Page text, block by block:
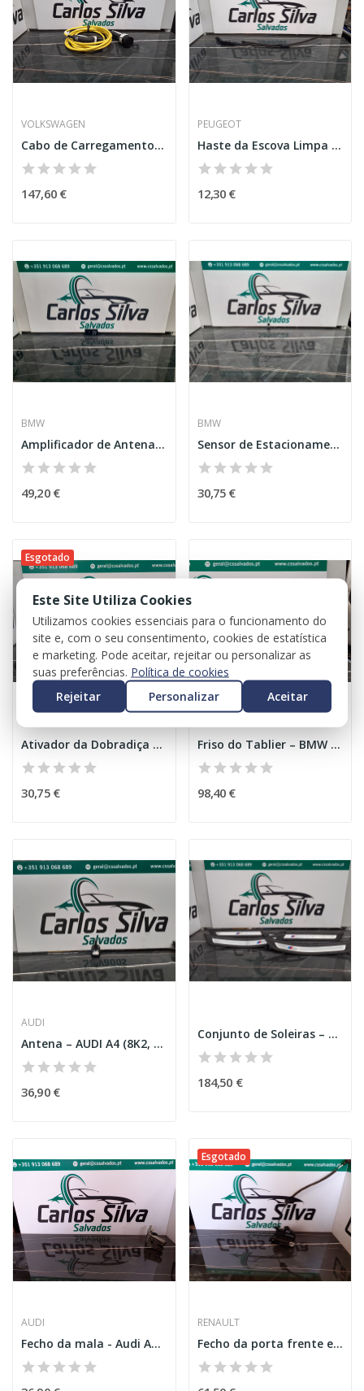
VOLKSWAGEN
Cabo de Carregamento – VOLKSWAGEN ID.3 (E11_)
147,60 €
PEUGEOT
Haste da Escova Limpa Vidros Esquerda – PEUGEOT...
12,30 €
BMW
Amplificador de Antena – BMW 5 TOURING (G31)
49,20 €
BMW
Sensor de Estacionamento – BMW 5 (F10)
30,75 €
Esgotado
MERCEDES
Ativador da Dobradiça do Capot – MERCEDES-BENZ...
30,75 €
Friso do Tablier – BMW i3 (I01)
98,40 €
AUDI
Antena – AUDI A4 (8K2, B8)
36,90 €
Conjunto de Soleiras – BMW 5 (G30)
184,50 €
AUDI
Fecho da mala - Audi A4 Avant (8K5,B8)
Esgotado
RENAULT
Fecho da porta frente esquerda - Renault Clio...
Este Site Utiliza Cookies
Utilizamos cookies essenciais para o funcionamento do
site e, com o seu consentimento, cookies de estatística
e marketing. Pode aceitar, rejeitar ou personalizar as
suas preferências. Política de cookies
Rejeitar
Personalizar Aceitar